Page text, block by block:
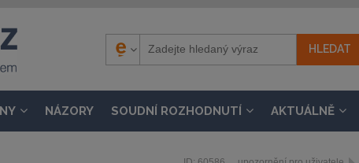
NÁZORY SOUDNÍ ROZHODNUTÍ AKTUÁLNĚ